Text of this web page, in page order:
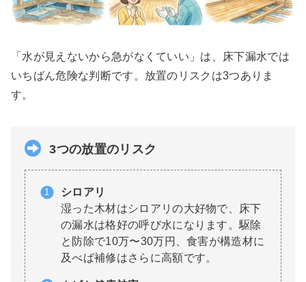
「水が見えないから急がなくていい」は、床下漏水では
いちばん危険な判断です。放置のリスクは3つありま
す。
3つの放置のリスク
シロアリ
湿った木材はシロアリの大好物で、床下
の漏水は格好の呼び水になります。駆除
と防除で10万〜30万円、食害が構造材に
及べば補修はさらに高額です。